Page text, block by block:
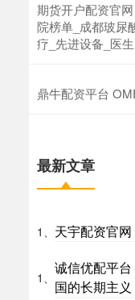
期货开户配资官
院榜单_成都玻尿
疗_先进设备_医生
鼎牛配资平台
最新文章
1、 天宇配资官
1、
诚信优配平
国的长期主义